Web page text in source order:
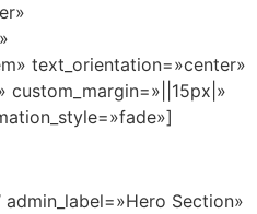
text_orientation=»center»
custom_margin=»||15px|»
Section»